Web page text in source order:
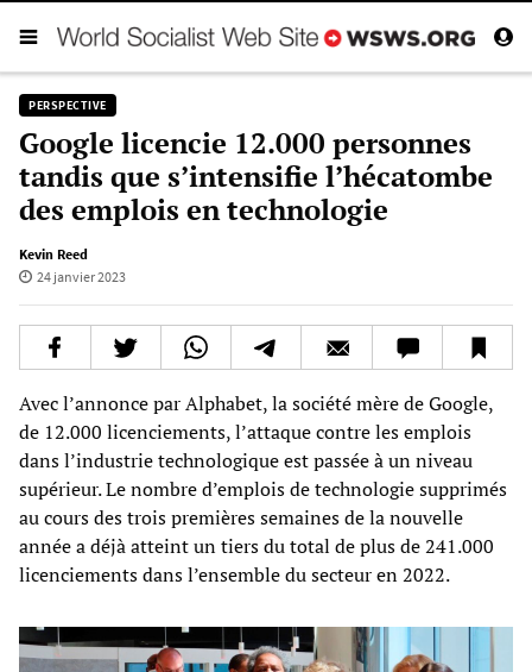
PERSPECTIVE
Google licencie 12.000 personnes
tandis que s’intensifie l’hécatombe
des emplois en technologie
Kevin Reed
24 janvier 2023
Avec l’annonce par Alphabet, la société mère de Google,
de 12.000 licenciements, l’attaque contre les emplois
dans l’industrie technologique est passée à un niveau
supérieur. Le nombre d’emplois de technologie supprimés
au cours des trois premières semaines de la nouvelle
année a déjà atteint un tiers du total de plus de 241.000
licenciements dans l’ensemble du secteur en 2022.